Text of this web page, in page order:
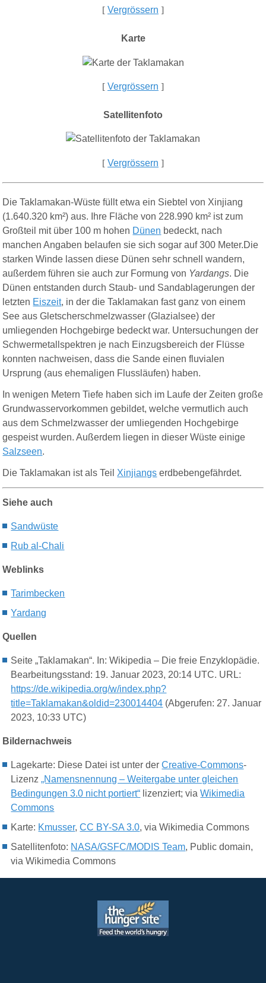
[ Vergrössern ]
Karte
[ Vergrössern ]
Satellitenfoto
[ Vergrössern ]
Die Taklamakan-Wüste füllt etwa ein Siebtel von Xinjiang
(1.640.320 km²) aus. Ihre Fläche von 228.990 km² ist zum
Großteil mit über 100 m hohen Dünen bedeckt, nach
manchen Angaben belaufen sie sich sogar auf 300 Meter.Die
starken Winde lassen diese Dünen sehr schnell wandern,
außerdem führen sie auch zur Formung von Yardangs. Die
Dünen entstanden durch Staub- und Sandablagerungen der
letzten Eiszeit, in der die Taklamakan fast ganz von einem
See aus Gletscherschmelzwasser (Glazialsee) der
umliegenden Hochgebirge bedeckt war. Untersuchungen der
Schwermetallspektren je nach Einzugsbereich der Flüsse
konnten nachweisen, dass die Sande einen fluvialen
Ursprung (aus ehemaligen Flussläufen) haben.
In wenigen Metern Tiefe haben sich im Laufe der Zeiten große
Grundwasservorkommen gebildet, welche vermutlich auch
aus dem Schmelzwasser der umliegenden Hochgebirge
gespeist wurden. Außerdem liegen in dieser Wüste einige
Salzseen.
Die Taklamakan ist als Teil Xinjiangs erdbebengefährdet.
Siehe auch
Sandwüste
Rub al-Chali
Weblinks
Tarimbecken
Yardang
Quellen
Seite „Taklamakan“. In: Wikipedia – Die freie Enzyklopädie.
Bearbeitungsstand: 19. Januar 2023, 20:14 UTC. URL:
https://de.wikipedia.org/w/index.php?
title=Taklamakan&oldid=230014404 (Abgerufen: 27. Januar
2023, 10:33 UTC)
Bildernachweis
Lagekarte: Diese Datei ist unter derCreative-Commons-
Lizenz„Namensnennung – Weitergabe unter gleichen
Bedingungen 3.0 nicht portiert“ lizenziert; viaWikimedia
Commons
Karte: Kmusser,CC BY-SA 3.0, via Wikimedia Commons
Satellitenfoto: NASA/GSFC/MODIS Team, Public domain,
via Wikimedia Commons